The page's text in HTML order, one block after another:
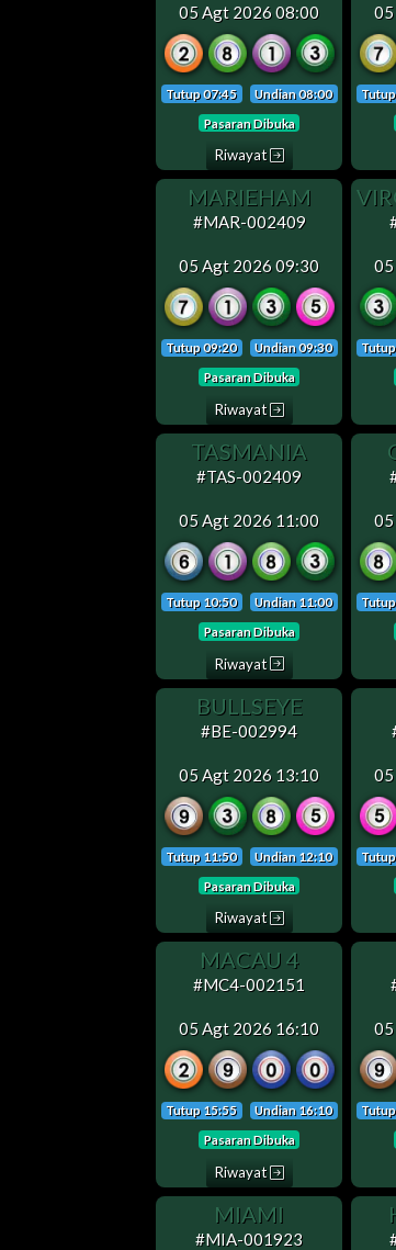
05 Agt 2026 08:00
Tutup 07:45 Undian 08:00
Pasaran Dibuka
Riwayat
MARIEHAM
#MAR-002409
05 Agt 2026 09:30
Tutup 09:20 Undian 09:30
Pasaran Dibuka
Riwayat
TASMANIA
#TAS-002409
05 Agt 2026 11:00
Tutup 10:50 Undian 11:00
Pasaran Dibuka
Riwayat
BULLSEYE
#BE-002994
05 Agt 2026 13:10
Tutup 11:50 Undian 12:10
Pasaran Dibuka
Riwayat
MACAU 4
#MC4-002151
05 Agt 2026 16:10
Tutup 15:55 Undian 16:10
Pasaran Dibuka
Riwayat
MIAMI
#MIA-001923